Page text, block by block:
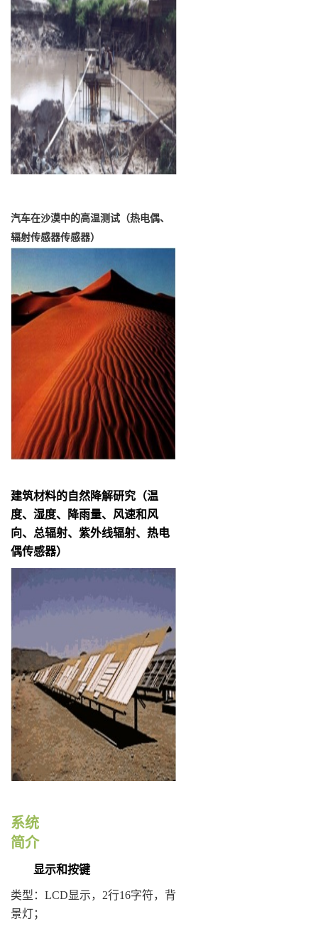
汽车在沙漠中的高温测试（热电偶、
辐射传感器传感器）
建筑材料的自然降解研究（温
度、湿度、降雨量、风速和风
向、总辐射、紫外线辐射、热电
偶传感器）
系统
简介
显示和按键
类型：LCD显示，2行16字符，背
景灯；